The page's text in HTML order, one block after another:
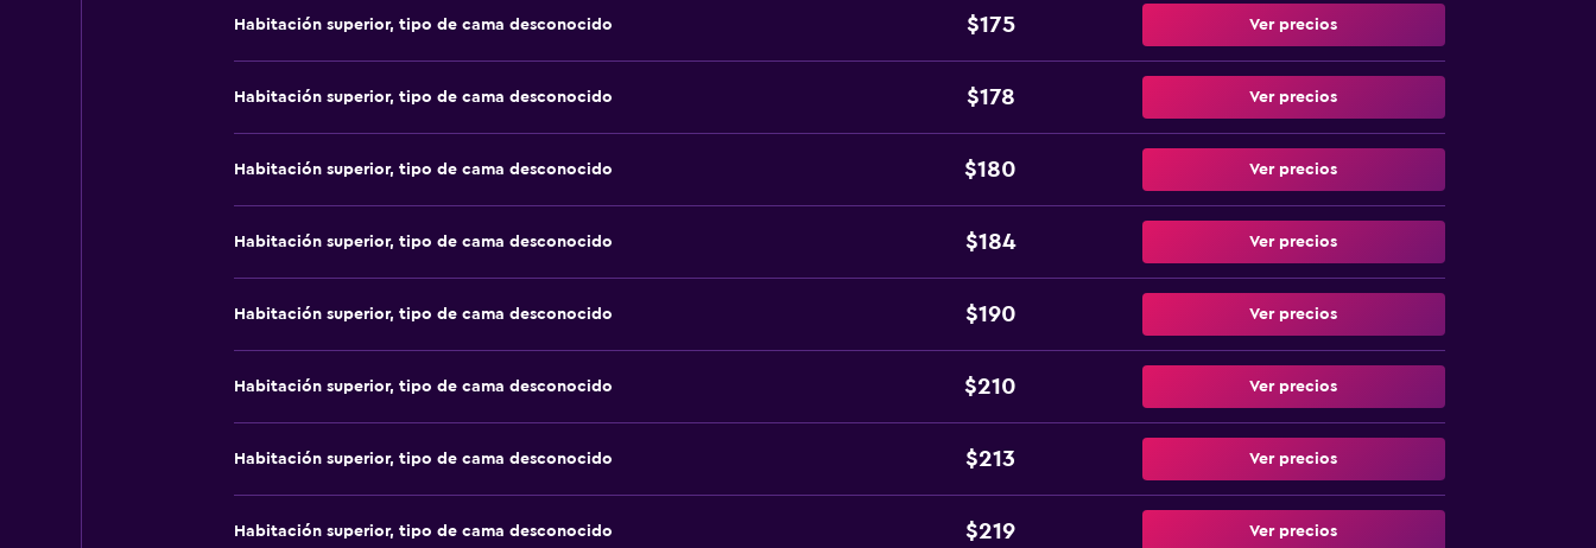
Habitación superior, tipo de cama desconocido $175 Ver precios
Habitación superior, tipo de cama desconocido $178 Ver precios
Habitación superior, tipo de cama desconocido $180 Ver precios
Habitación superior, tipo de cama desconocido $184 Ver precios
Habitación superior, tipo de cama desconocido $190 Ver precios
Habitación superior, tipo de cama desconocido $210 Ver precios
Habitación superior, tipo de cama desconocido $213 Ver precios
Habitación superior, tipo de cama desconocido $219 Ver precios